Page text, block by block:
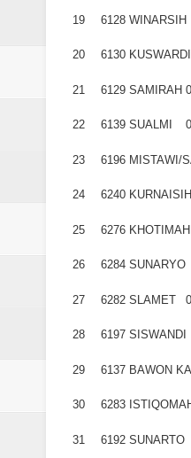
19 6128 WINARSIH
20 6130
21 6129 SAMIRAH
22 6139 SUALMI
23 6196 MISTAWI/
24 6240 KURNAISIH
25 6276 KHOTIMAH
26 6284 SUNARYO
27 6282 SLAMET
28 6197 SISWANDI
29 6137 BAWON
30 6283
31 6192 SUNARTO